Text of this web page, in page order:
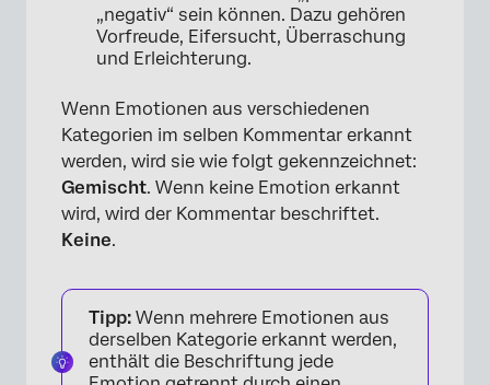
„negativ“ sein können. Dazu gehören
Vorfreude, Eifersucht, Überraschung
und Erleichterung.
Wenn Emotionen aus verschiedenen
Kategorien im selben Kommentar erkannt
werden, wird sie wie folgt gekennzeichnet:
Gemischt. Wenn keine Emotion erkannt
wird, wird der Kommentar beschriftet.
Keine.
Tipp: Wenn mehrere Emotionen aus
derselben Kategorie erkannt werden,
enthält die Beschriftung jede